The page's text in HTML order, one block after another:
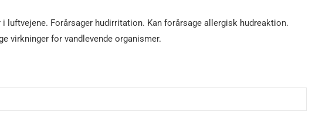
Forårsager hudirritation. Kan forårsage allergisk hudreaktion.
virkninger for vandlevende organismer.